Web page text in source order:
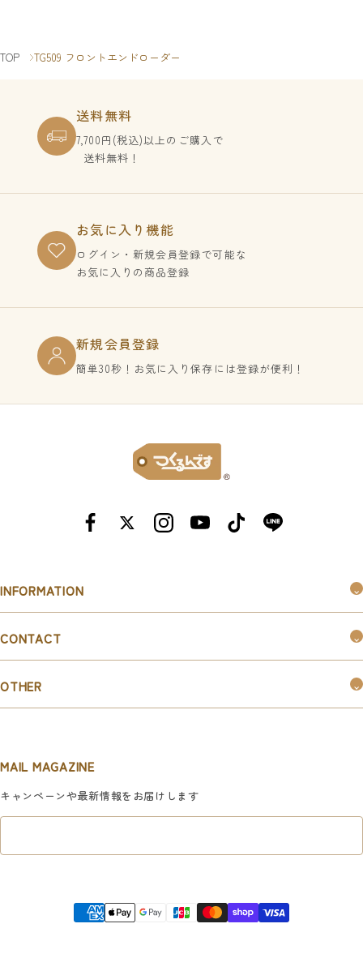
TOP TG509 フロントエンドローダー
送料無料
7,700円(税込)以上のご購入で
送料無料！
お気に入り機能
ログイン・新規会員登録で可能な
お気に入りの商品登録
新規会員登録
簡単30秒！お気に入り保存には登録が便利！
INFORMATION
お知らせ
CONTACT
OTHER
利用規約
特定商取引法に基づく表記
MAIL MAGAZINE
キャンペーンや最新情報をお届けします